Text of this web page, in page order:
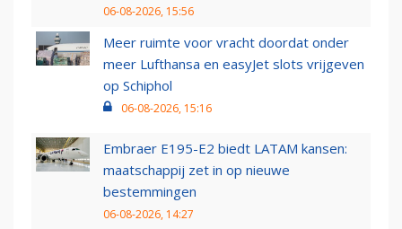
06-08-2026, 15:56
Meer ruimte voor vracht doordat onder
meer Lufthansa en easyJet slots vrijgeven
op Schiphol
06-08-2026, 15:16
Embraer E195-E2 biedt LATAM kansen:
maatschappij zet in op nieuwe
bestemmingen
06-08-2026, 14:27